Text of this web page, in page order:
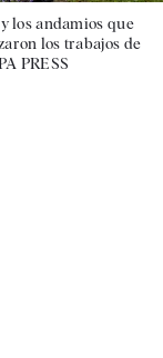
los andamios que
los trabajos de
PRESS